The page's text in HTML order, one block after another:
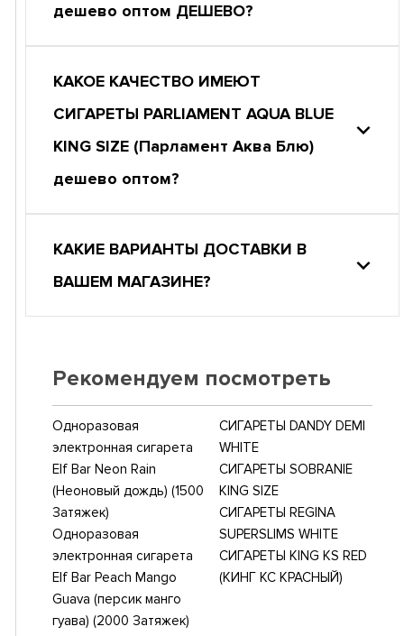
дешево оптом ДЕШЕВО?
КАКОЕ КАЧЕСТВО ИМЕЮТ
СИГАРЕТЫ PARLIAMENT AQUA BLUE
KING SIZE (Парламент Аква Блю)
дешево оптом?
КАКИЕ ВАРИАНТЫ ДОСТАВКИ В
ВАШЕМ МАГАЗИНЕ?
Рекомендуем посмотреть
Одноразовая
электронная сигарета
Elf Bar Neon Rain
(Неоновый дождь) (1500
Затяжек)
Одноразовая
электронная сигарета
Elf Bar Peach Mango
Guava (персик манго
гуава) (2000 Затяжек)
СИГАРЕТЫ DANDY DEMI
WHITE
СИГАРЕТЫ SOBRANIE
KING SIZE
СИГАРЕТЫ REGINA
SUPERSLIMS WHITE
СИГАРЕТЫ KING KS RED
(КИНГ КС КРАСНЫЙ)